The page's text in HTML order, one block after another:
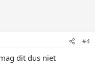
#4
dit dus niet